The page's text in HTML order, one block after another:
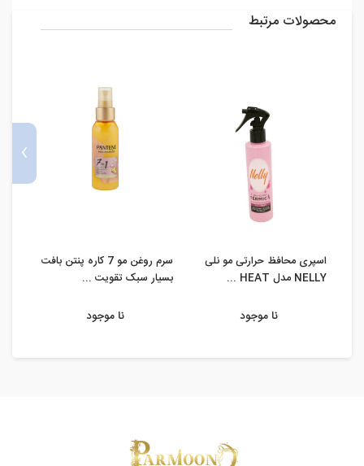
محصولات مرتبط
اسپری محافظ حرارتی مو نلی
NELLY مدل HEAT ...
نا موجود
سرم روغن مو 7 کاره پنتن بافت
بسیار سبک تقویت ...
نا موجود
›